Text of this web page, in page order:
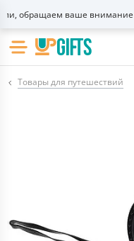
обращаем ваше внимание ,
Товары для путешествий